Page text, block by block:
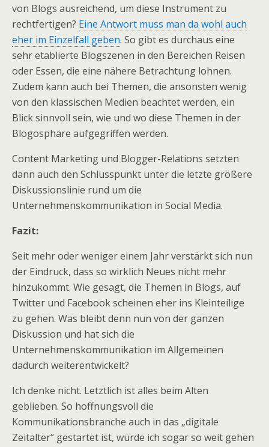
von Blogs ausreichend, um diese Instrument zu
rechtfertigen? Eine Antwort muss man da wohl auch
eher im Einzelfall geben. So gibt es durchaus eine
sehr etablierte Blogszenen in den Bereichen Reisen
oder Essen, die eine nähere Betrachtung lohnen.
Zudem kann auch bei Themen, die ansonsten wenig
von den klassischen Medien beachtet werden, ein
Blick sinnvoll sein, wie und wo diese Themen in der
Blogosphäre aufgegriffen werden.
Content Marketing und Blogger-Relations setzten
dann auch den Schlusspunkt unter die letzte größere
Diskussionslinie rund um die
Unternehmenskommunikation in Social Media.
Fazit:
Seit mehr oder weniger einem Jahr verstärkt sich nun
der Eindruck, dass so wirklich Neues nicht mehr
hinzukommt. Wie gesagt, die Themen in Blogs, auf
Twitter und Facebook scheinen eher ins Kleinteilige
zu gehen. Was bleibt denn nun von der ganzen
Diskussion und hat sich die
Unternehmenskommunikation im Allgemeinen
dadurch weiterentwickelt?
Ich denke nicht. Letztlich ist alles beim Alten
geblieben. So hoffnungsvoll die
Kommunikationsbranche auch in das „digitale
Zeitalter“ gestartet ist, würde ich sogar so weit gehen